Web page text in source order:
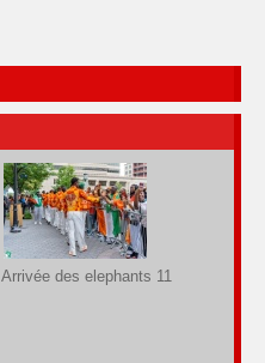
Arrivée des elephants 11